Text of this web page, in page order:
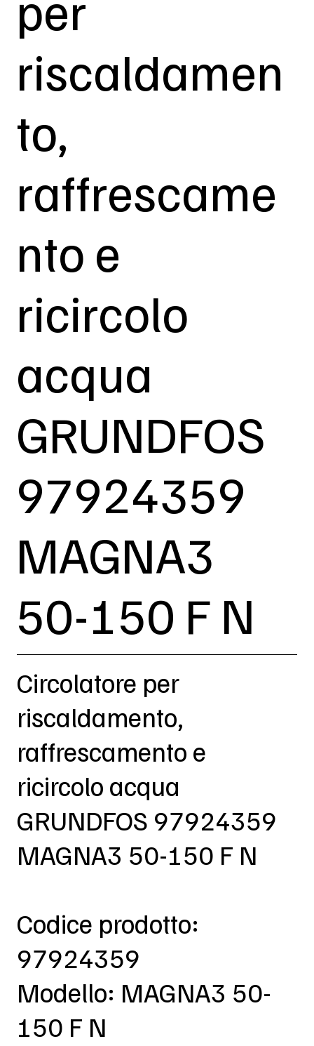
riscaldamen
to,
raffrescame
nto e
ricircolo
acqua
GRUNDFOS
97924359
MAGNA3
50-150 F N
Circolatore per
riscaldamento,
raffrescamento e
ricircolo acqua
GRUNDFOS 97924359
MAGNA3 50-150 F N
Codice prodotto:
97924359
Modello: MAGNA3 50-
150 F N